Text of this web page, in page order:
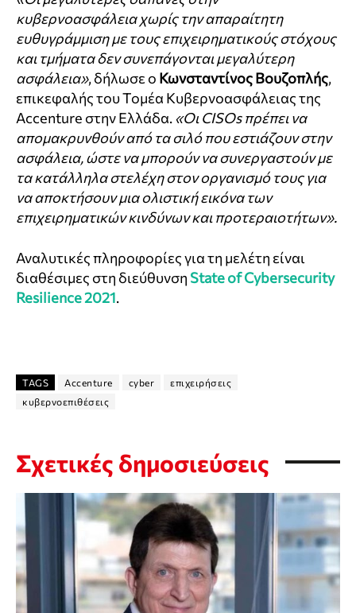
κυβερνοασφάλεια χωρίς την απαραίτητη
ευθυγράμμιση με τους επιχειρηματικούς στόχους
και τμήματα δεν συνεπάγονται μεγαλύτερη
ασφάλεια», δήλωσε ο Κωνσταντίνος Βουζοπλής,
επικεφαλής του Τομέα Κυβερνοασφάλειας της
Accenture στην Ελλάδα.«Οι CISOs πρέπει να
απομακρυνθούν από τα σιλό που εστιάζουν στην
ασφάλεια, ώστε να μπορούν να συνεργαστούν με
τα κατάλληλα στελέχη στον οργανισμό τους για
να αποκτήσουν μια ολιστική εικόνα των
επιχειρηματικών κινδύνων και προτεραιοτήτων».
Αναλυτικές πληροφορίες για τη μελέτη είναι
διαθέσιμες στη διεύθυνση State of Cybersecurity
Resilience 2021.
TAGS Accenture cyber
επιχειρήσεις
κυβερνοεπιθέσεις
Σχετικές δημοσιεύσεις